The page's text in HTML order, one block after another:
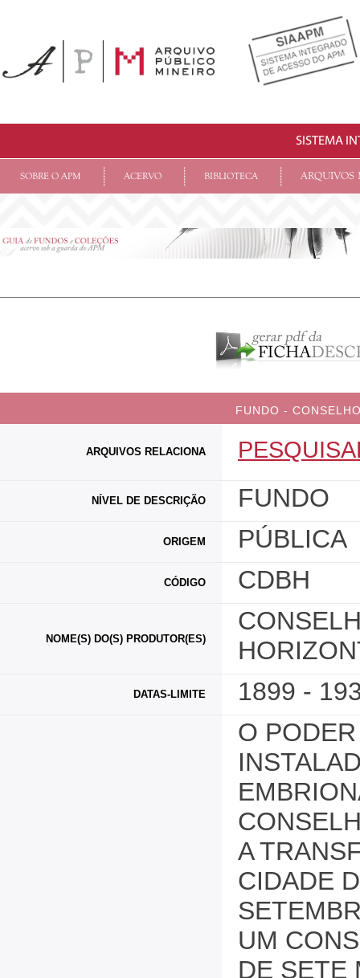
SISTEMA
SOBRE O APM ACERVO BIBLIOTECA ARQUIVOS
FUNDO -
ARQUIVOS RELACIONA
NÍVEL DE DESCRIÇÃO FUNDO
ORIGEM PÚBLICA
CÓDIGO CDBH
NOME(S) DO(S) PRODUTOR(ES)
DATAS-LIMITE 1899 -
O
A
CIDADE
UM
DE SETE